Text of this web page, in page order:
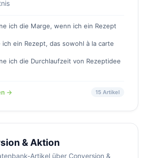
ich die Marge, wenn ich ein Rezept
ich ein Rezept, das sowohl à la carte
ich die Durchlaufzeit von Rezeptidee
→ 15 Artikel
& Aktion
Artikel über Conversion &